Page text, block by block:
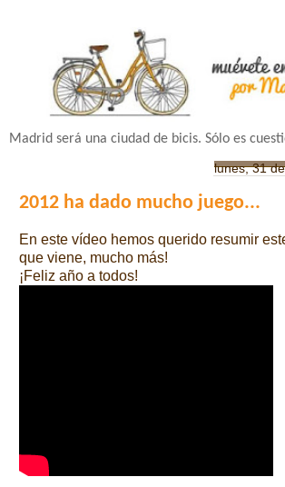
Madrid será una ciudad de bicis. Sólo es
lunes, 31
2012 ha dado mucho juego...
En este vídeo hemos querido resumir
que viene, mucho más!
¡Feliz año a todos!